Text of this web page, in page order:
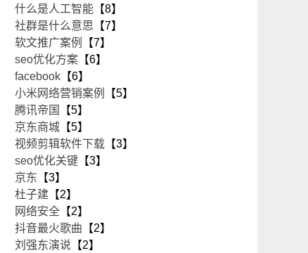
什么是人工智能 【8】
社群是什么意思 【7】
软文推广案例
【7】
seo优化方案 【6】
facebook 【6】
小米网络营销案例
【5】
腾讯帝国
【5】
京东商城 【5】
视频剪辑软件下载 【3】
seo优化关键 【3】
京东 【3】
杜子建 【2】
网络安全 【2】
抖音最火歌曲 【2】
刘强东演说 【2】